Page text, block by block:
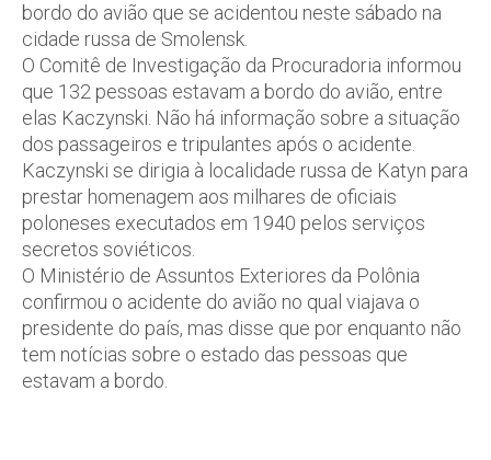
bordo do avião que se acidentou neste sábado na
cidade russa de Smolensk.
O Comitê de Investigação da Procuradoria informou
que 132 pessoas estavam a bordo do avião, entre
elas Kaczynski. Não há informação sobre a situação
dos passageiros e tripulantes após o acidente.
Kaczynski se dirigia à localidade russa de Katyn para
prestar homenagem aos milhares de oficiais
poloneses executados em 1940 pelos serviços
secretos soviéticos.
O Ministério de Assuntos Exteriores da Polônia
confirmou o acidente do avião no qual viajava o
presidente do país, mas disse que por enquanto não
tem notícias sobre o estado das pessoas que
estavam a bordo.